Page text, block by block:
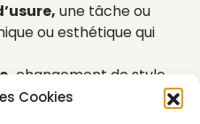
Cookies
une tâche ou
ou esthétique qui
changement de style,
ou un